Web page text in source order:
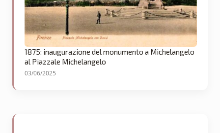
1875: inaugurazione del monumento a Michelangelo
al Piazzale Michelangelo
03/06/2025